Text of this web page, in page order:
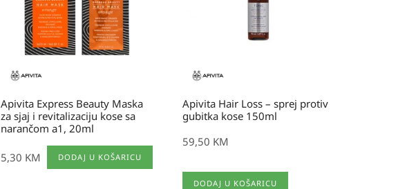
Apivita Express Beauty Maska
za sjaj i revitalizaciju kose sa
narančom a1, 20ml
5,30 KM DODAJ U KOŠARICU
Apivita Hair Loss – sprej protiv
gubitka kose 150ml
59,50 KM
DODAJ U KOŠARICU